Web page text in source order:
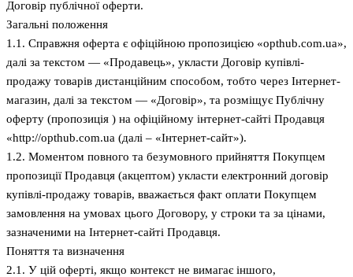
Договір публічної оферти.
Загальні положення
1.1. Справжня оферта є офіційною пропозицією «opthub.com.ua»,
далі за текстом — «Продавець», укласти Договір купівлі-
продажу товарів дистанційним способом, тобто через Інтернет-
магазин, далі за текстом — «Договір», та розміщує Публічну
оферту (пропозиція ) на офіційному інтернет-сайті Продавця
«http://opthub.com.ua (далі – «Інтернет-сайт»).
1.2. Моментом повного та безумовного прийняття Покупцем
пропозиції Продавця (акцептом) укласти електронний договір
купівлі-продажу товарів, вважається факт оплати Покупцем
замовлення на умовах цього Договору, у строки та за цінами,
зазначеними на Інтернет-сайті Продавця.
Поняття та визначення
2.1. У цій оферті, якщо контекст не вимагає іншого,